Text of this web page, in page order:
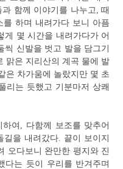
함께 이야기를 나누고, 때
를 하며 내려가다 보니 아픔
게 몇 시간을 내려가다가 어
씩 신발을 벗고 발을 담그기
맑은 지리산의 계곡 물에 발
은 차가움에 놀랐지만 몇 초
리는 듯했고 기분마저 상쾌
여, 다함께 보조를 맞추어
을 내려갔다. 끝이 보이지
오다보니 완만한 평지와 진
다는 듯이 우리를 반겨주며